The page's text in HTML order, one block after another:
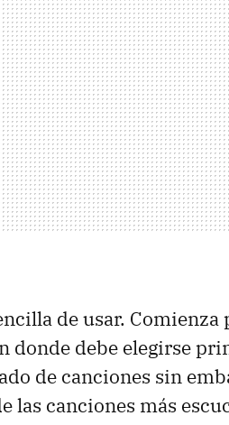
de usar. Comienza
donde debe elegirse
de canciones sin
las canciones más